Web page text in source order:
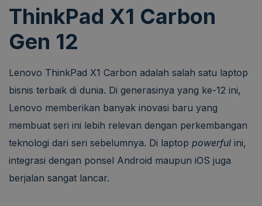
ThinkPad X1 Carbon
Gen 12
Lenovo ThinkPad X1 Carbon adalah salah satu laptop
bisnis terbaik di dunia. Di generasinya yang ke-12 ini,
Lenovo memberikan banyak inovasi baru yang
membuat seri ini lebih relevan dengan perkembangan
teknologi dari seri sebelumnya. Di laptop powerful ini,
integrasi dengan ponsel Android maupun iOS juga
berjalan sangat lancar.